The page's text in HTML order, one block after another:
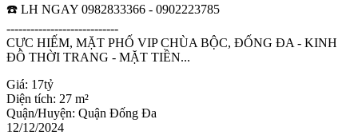
☎️ LH NGAY 0982833366 - 0902223785
----------------------------
CỰC HIẾM, MẶT PHỐ VIP CHÙA BỘC, ĐỐNG ĐA - KINH
ĐÔ THỜI TRANG - MẶT TIỀN...
Giá: 17tỷ
Diện tích: 27 m²
Quận/Huyện: Quận Đống Đa
12/12/2024